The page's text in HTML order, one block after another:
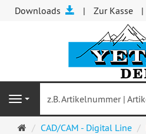
Downloads Zur Kasse
Navigation
Startseite
CAD/CAM - Digital Line